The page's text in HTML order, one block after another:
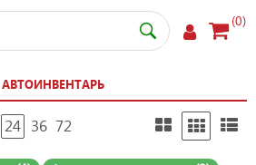
(0)
АВТОИНВЕНТАРЬ
24 36 72